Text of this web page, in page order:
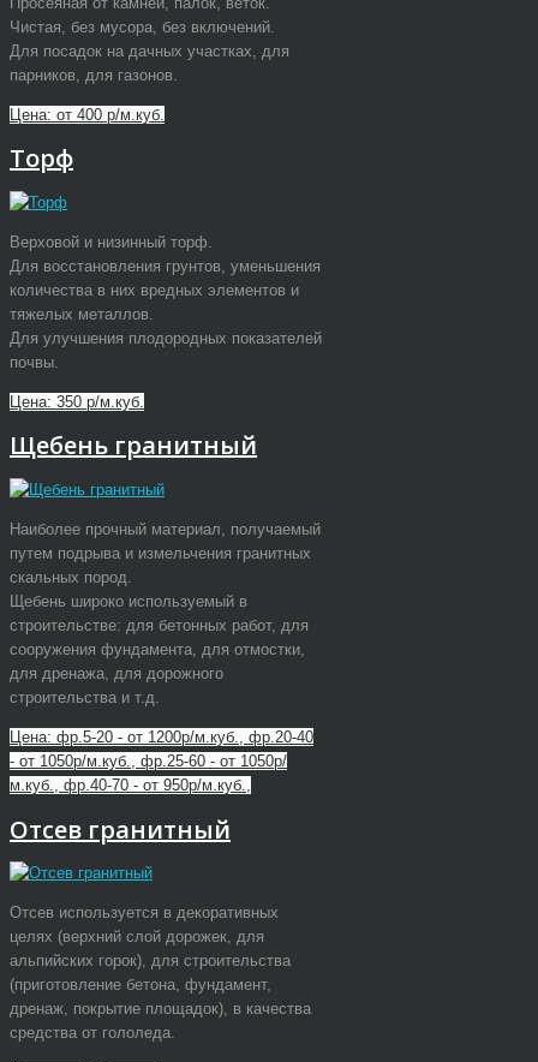
Чистая, без мусора, без включений.
Для посадок на дачных участках, для
парников, для газонов.
Цена: от 400 р/м.куб.
Торф
Верховой и низинный торф.
Для восстановления грунтов, уменьшения
количества в них вредных элементов и
тяжелых металлов.
Для улучшения плодородных показателей
почвы.
Цена: 350 р/м.куб.
Щебень гранитный
Наиболее прочный материал, получаемый
путем подрыва и измельчения гранитных
скальных пород.
Щебень широко используемый в
строительстве: для бетонных работ, для
сооружения фундамента, для отмостки,
для дренажа, для дорожного
строительства и т.д.
Цена: фр.5-20 - от 1200р/м.куб., фр.20-40
- от 1050р/м.куб., фр.25-60 - от 1050р/
м.куб., фр.40-70 - от 950р/м.куб.,
Отсев гранитный
Отсев используется в декоративных
целях (верхний слой дорожек, для
альпийских горок), для строительства
(приготовление бетона, фундамент,
дренаж, покрытие площадок), в качества
средства от гололеда.